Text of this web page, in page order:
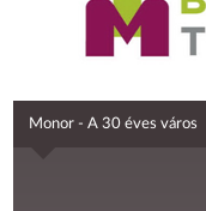
Monor - A 30 éves város